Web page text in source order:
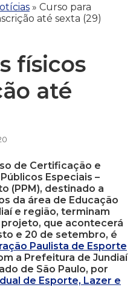
» Curso para
até sexta (29)
físicos
até
de Certificação e
Especiais –
(PPM), destinado a
da área de Educação
e região, terminam
que acontecerá
e 20 de setembro, é
Paulista de Esporte
a Prefeitura de Jundiaí
de São Paulo, por
de Esporte, Lazer e